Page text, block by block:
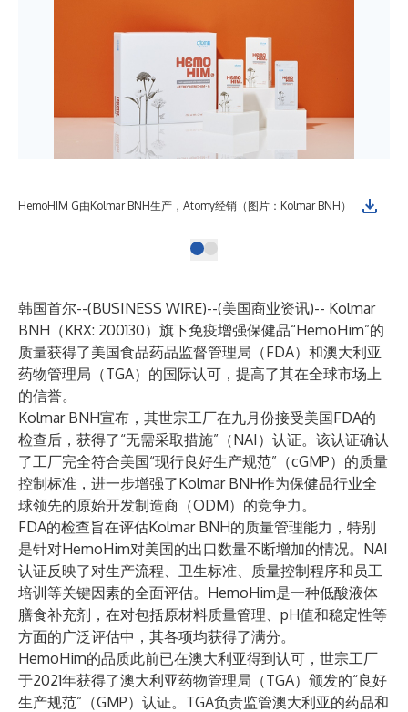
HemoHIM G由Kolmar BNH生产，Atomy经销（图片：Kolmar BNH）
韩国首尔--(BUSINESS WIRE)--(美国商业资讯)-- Kolmar
BNH （KRX: 200130）旗下免疫增强保健品“HemoHim”的
质量获得了美国食品药品监督管理局（FDA）和澳大利亚
药物管理局（TGA）的国际认可，提高了其在全球市场上
的信誉。
Kolmar BNH宣布，其世宗工厂在九月份接受美国FDA的
检查后，获得了“无需采取措施”（NAI）认证。该认证确认
了工厂完全符合美国“现行良好生产规范”（cGMP）的质量
控制标准，进一步增强了Kolmar BNH作为保健品行业全
球领先的原始开发制造商（ODM）的竞争力。
FDA的检查旨在评估Kolmar BNH的质量管理能力，特别
是针对HemoHim对美国的出口数量不断增加的情况。NAI
认证反映了对生产流程、卫生标准、质量控制程序和员工
培训等关键因素的全面评估。HemoHim是一种低酸液体
膳食补充剂，在对包括原材料质量管理、pH值和稳定性等
方面的广泛评估中，其各项均获得了满分。
HemoHim的品质此前已在澳大利亚得到认可，世宗工厂
于2021年获得了澳大利亚药物管理局（TGA）颁发的“良好
生产规范”（GMP）认证。TGA负责监管澳大利亚的药品和